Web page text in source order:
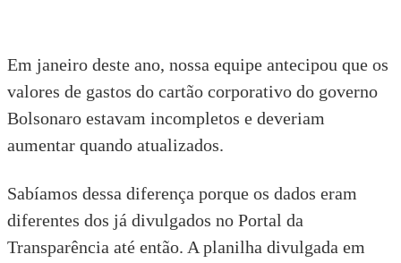
Em janeiro deste ano, nossa equipe antecipou que os
valores de gastos do cartão corporativo do governo
Bolsonaro estavam incompletos e deveriam
aumentar quando atualizados.
Sabíamos dessa diferença porque os dados eram
diferentes dos já divulgados no Portal da
Transparência até então. A planilha divulgada em